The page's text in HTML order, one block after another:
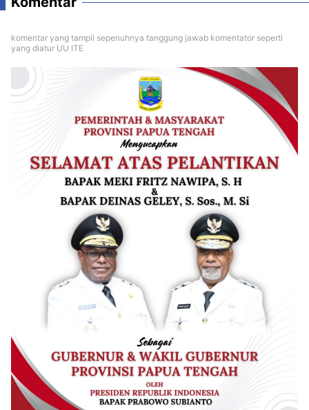
komentar yang tampil sepenuhnya tanggung jawab komentator seperti
yang diatur UU ITE